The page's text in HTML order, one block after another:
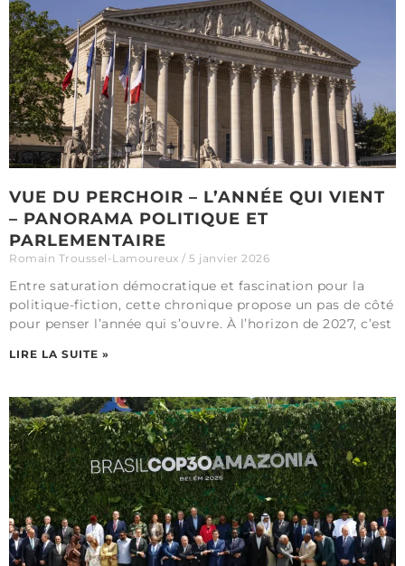
VUE DU PERCHOIR – L’ANNÉE QUI VIENT
– PANORAMA POLITIQUE ET
PARLEMENTAIRE
Romain Troussel-Lamoureux 5 janvier 2026
Entre saturation démocratique et fascination pour la
politique-fiction, cette chronique propose un pas de côté
pour penser l’année qui s’ouvre. À l’horizon de 2027, c’est
LIRE LA SUITE »